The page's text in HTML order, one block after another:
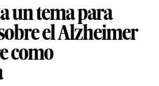
un tema para
el Alzheimer
como